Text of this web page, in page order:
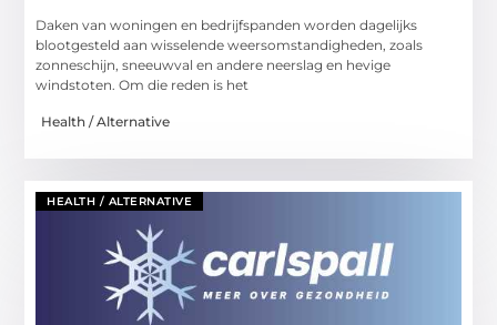
Daken van woningen en bedrijfspanden worden dagelijks
blootgesteld aan wisselende weersomstandigheden, zoals
zonneschijn, sneeuwval en andere neerslag en hevige
windstoten. Om die reden is het
Health / Alternative
HEALTH / ALTERNATIVE